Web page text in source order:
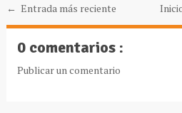
← Entrada más reciente
0 comentarios :
Publicar un comentario